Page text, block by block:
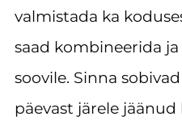
valmistada ka
saad kombineerida
soovile. Sinna
päevast järele